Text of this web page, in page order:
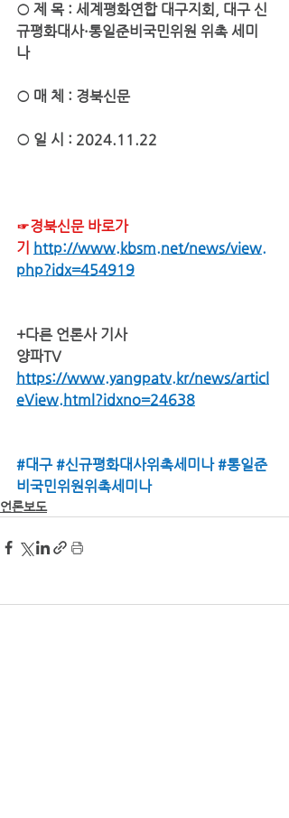
○ 제 목 : 세계평화연합 대구지회, 대구 신
규평화대사·통일준비국민위원 위촉 세미
나
○ 매 체 : 경북신문
○ 일 시 : 2024.11.22
☞경북신문 바로가
기 http://www.kbsm.net/news/view.
php?idx=454919
+다른 언론사 기사
양파TV
https://www.yangpatv.kr/news/articl
eView.html?idxno=24638
#대구 #신규평화대사위촉세미나 #통일준
비국민위원위촉세미나
언론보도